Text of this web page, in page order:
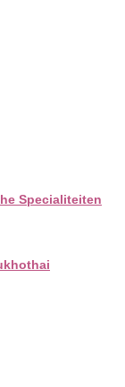
Specialiteiten